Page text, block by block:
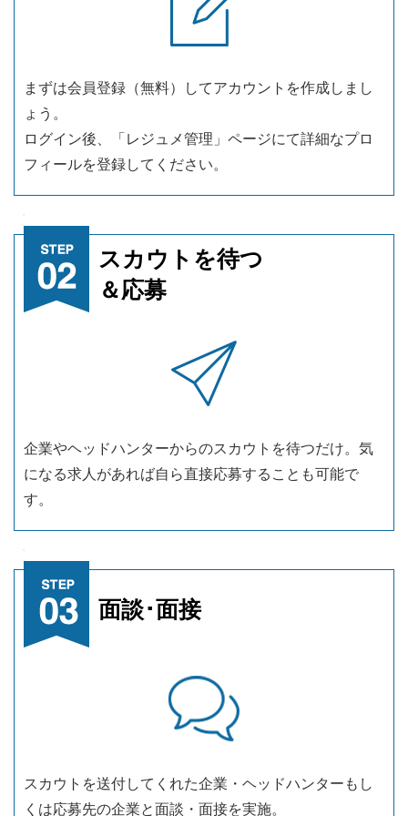
まずは会員登録（無料）してアカウントを作成しまし
ょう。
ログイン後、「レジュメ管理」ページにて詳細なプロ
フィールを登録してください。
スカウトを待つ
＆応募
企業やヘッドハンターからのスカウトを待つだけ。気
になる求人があれば自ら直接応募することも可能で
す。
面談･面接
スカウトを送付してくれた企業・ヘッドハンターもし
くは応募先の企業と面談・面接を実施。